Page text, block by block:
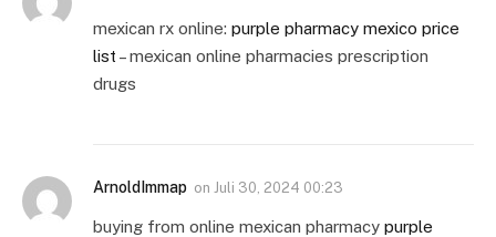
mexican rx online: purple pharmacy mexico price
list – mexican online pharmacies prescription
drugs
ArnoldImmap on Juli 30, 2024 00:23
buying from online mexican pharmacy purple